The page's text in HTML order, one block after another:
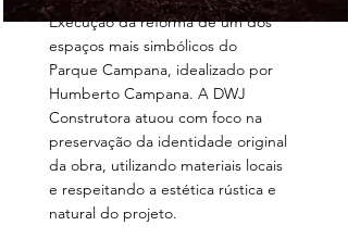
Execução da reforma de um dos
espaços mais simbólicos do
Parque Campana, idealizado por
Humberto Campana. A DWJ
Construtora atuou com foco na
preservação da identidade original
da obra, utilizando materiais locais
e respeitando a estética rústica e
natural do projeto.